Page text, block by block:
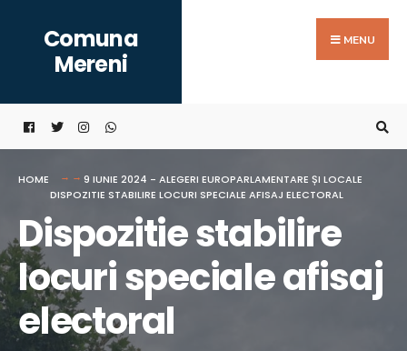
content
Comuna
Mereni
MENU
HOME
9 IUNIE 2024 - ALEGERI EUROPARLAMENTARE ȘI LOCALE
DISPOZITIE STABILIRE LOCURI SPECIALE AFISAJ ELECTORAL
Dispozitie stabilire
locuri speciale afisaj
electoral
for: